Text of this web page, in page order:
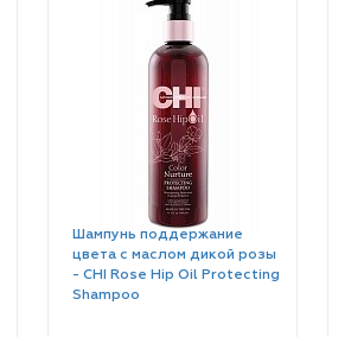
Шампунь поддержание
цвета с маслом дикой розы
- CHI Rose Hip Oil Protecting
Shampoo